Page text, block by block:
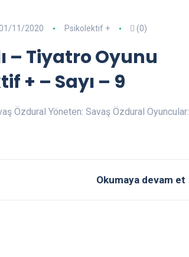
11/2020 Psikolektif + (0)
– Tiyatro Oyunu
+ – Sayı – 9
Özdural Yöneten: Savaş Özdural Oyuncular:
Okumaya devam et